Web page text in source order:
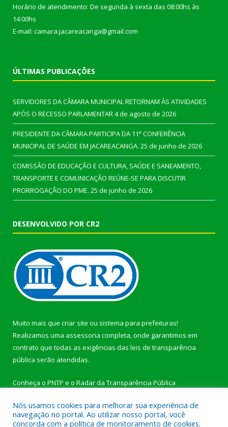
Horário de atendimento: De segunda à sexta das 08:00hs às
14:00hs
E-mail: camara.jacareacanga@gmail.com
ÚLTIMAS PUBLICAÇÕES
SERVIDORES DA CÂMARA MUNICIPAL RETORNAM ÀS ATIVIDADES
APÓS O RECESSO PARLAMENTAR4 de agosto de 2026
PRESIDENTE DA CÂMARA PARTICIPA DA 11ª CONFERÊNCIA
MUNICIPAL DE SAÚDE EM JACAREACANGA. 25 de junho de 2026
COMISSÃO DE EDUCAÇÃO E CULTURA, SAÚDE E SANEAMENTO,
TRANSPORTE E COMUNICAÇÃO REÚNE-SE PARA DISCUTIR
PRORROGAÇÃO DO PME. 25 de junho de 2026
DESENVOLVIDO POR CR2
Muito mais que criar site ou sistema para prefeituras!
Realizamos uma assessoria completa, onde garantimos em
contrato que todas as exigências das leis de transparência
pública serão atendidas.
Conheça o PNTP e o Radar da Transparência Pública
Nós usamos cookies para melhorar sua experiência de
navegação no portal. Ao utilizar nosso portal, você
concorda com a política de monitoramento de cookies.